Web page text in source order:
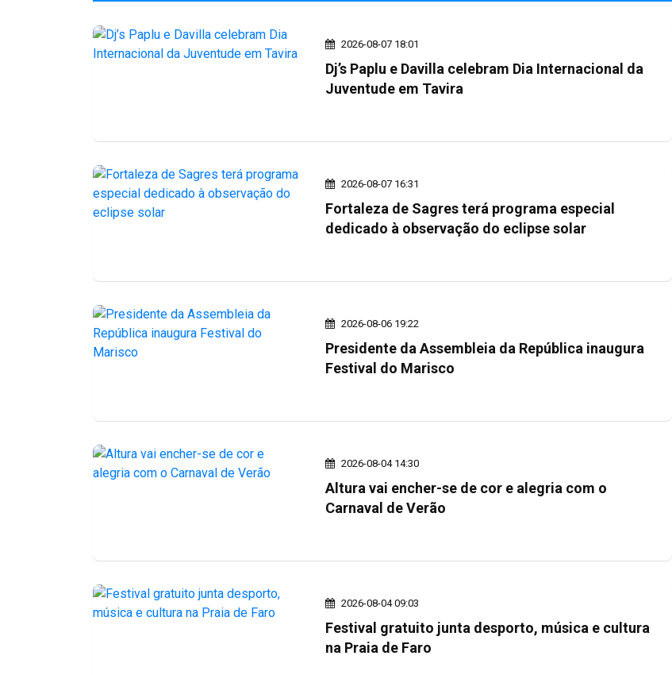
2026-08-07 18:01
Dj’s Paplu e Davilla celebram Dia Internacional da
Juventude em Tavira
2026-08-07 16:31
Fortaleza de Sagres terá programa especial
dedicado à observação do eclipse solar
2026-08-06 19:22
Presidente da Assembleia da República inaugura
Festival do Marisco
2026-08-04 14:30
Altura vai encher-se de cor e alegria com o
Carnaval de Verão
2026-08-04 09:03
Festival gratuito junta desporto, música e cultura
na Praia de Faro